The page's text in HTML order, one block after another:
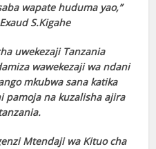
wapate huduma yao,”
S.Kigahe
uwekezaji Tanzania
wawekezaji wa ndani
mkubwa sana katika
pamoja na kuzalisha ajira
Mtendaji wa Kituo cha